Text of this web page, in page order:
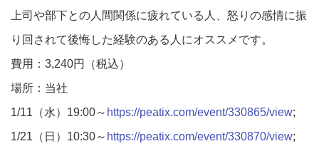
上司や部下との人間関係に疲れている人、怒りの感情に振
り回されて後悔した経験のある人にオススメです。
費用：3,240円（税込）
場所：当社
1/11（水）19:00～ https://peatix.com/event/330865/view;
1/21（日）10:30～ https://peatix.com/event/330870/view;